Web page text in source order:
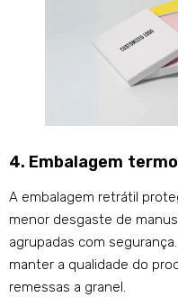
4. Embalagem
A embalagem retrátil
menor desgaste de
agrupadas com
manter a qualidade do
remessas a granel.